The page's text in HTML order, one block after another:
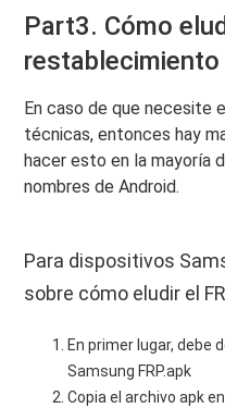
Part3. Cómo
En caso de que necesite
técnicas, entonces hay
hacer esto en la mayoría
nombres de Android.
Para dispositivos
sobre cómo eludir el
En primer lugar, debe
Samsung FRP.apk
Copia el archivo apk